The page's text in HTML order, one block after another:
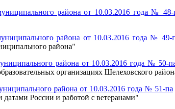
района от 10.03.2016 года № 48-
района от 10.03.2016 года № 49-
района"
района от 10.03.2016 года № 50-
организациях Шелеховского
района от 10.03.2016 года № 51-па
России и работой с ветеранами"